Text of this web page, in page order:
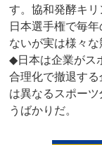
す。協和発酵キ
日本選手権で毎
ないが実は様々
◆日本は企業がス
合理化で撤退す
は異なるスポー
うばかりだ。